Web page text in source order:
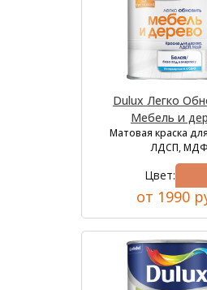
Dulux Легко
Мебель и
Матовая краска
ЛДСП, МДФ
Цвет:
от 1990